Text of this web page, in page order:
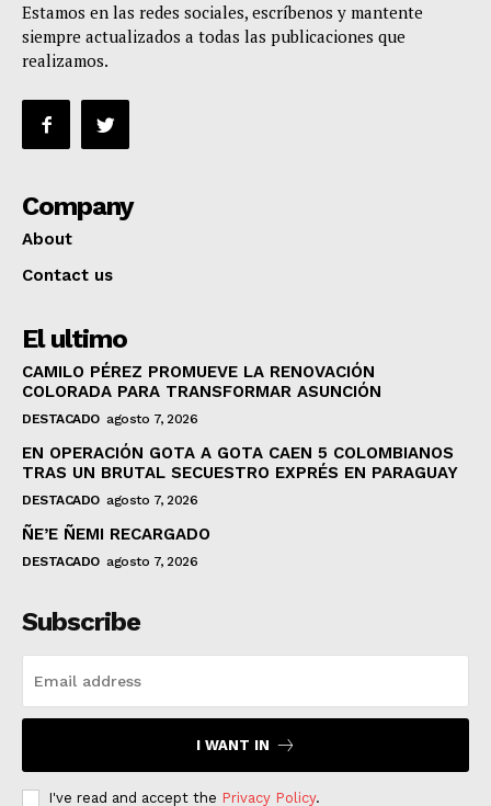
Estamos en las redes sociales, escríbenos y mantente
siempre actualizados a todas las publicaciones que
realizamos.
Company
About
Contact us
El ultimo
CAMILO PÉREZ PROMUEVE LA RENOVACIÓN
COLORADA PARA TRANSFORMAR ASUNCIÓN
DESTACADO agosto 7, 2026
EN OPERACIÓN GOTA A GOTA CAEN 5 COLOMBIANOS
TRAS UN BRUTAL SECUESTRO EXPRÉS EN PARAGUAY
DESTACADO agosto 7, 2026
ÑE’E ÑEMI RECARGADO
DESTACADO agosto 7, 2026
Subscribe
I WANT IN
I've read and accept the Privacy Policy.